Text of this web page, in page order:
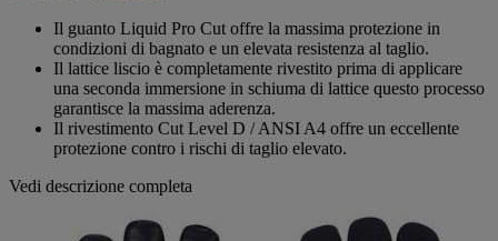
pagina.
Il guanto Liquid Pro Cut offre la massima protezione in
condizioni di bagnato e un elevata resistenza al taglio.
Il lattice liscio è completamente rivestito prima di applicare
una seconda immersione in schiuma di lattice questo processo
garantisce la massima aderenza.
Il rivestimento Cut Level D / ANSI A4 offre un eccellente
protezione contro i rischi di taglio elevato.
Vedi descrizione completa